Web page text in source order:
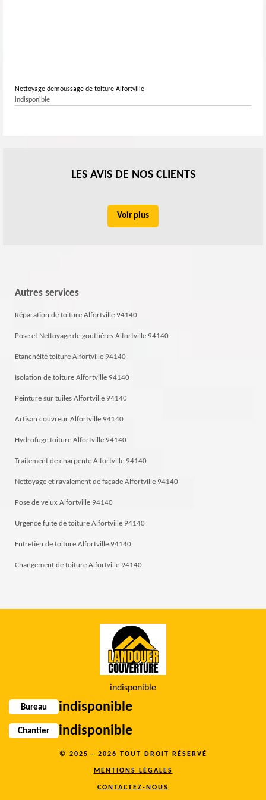
Nettoyage demoussage de toiture Alfortville
indisponible
LES AVIS DE NOS CLIENTS
Voir plus
Autres services
Réparation de toiture Alfortville 94140
Pose et Nettoyage de gouttières Alfortville 94140
Etanchéité toiture Alfortville 94140
Isolation de toiture Alfortville 94140
Peinture sur tuiles Alfortville 94140
Artisan couvreur Alfortville 94140
Hydrofuge toiture Alfortville 94140
Traitement de charpente Alfortville 94140
Nettoyage et ravalement de façade Alfortville 94140
Pose de velux Alfortville 94140
Urgence fuite de toiture Alfortville 94140
Entretien de toiture Alfortville 94140
Changement de toiture Alfortville 94140
indisponible
Bureau indisponible
Chantier indisponible
© 2025 - 2026 TOUT DROIT RÉSERVÉ
MENTIONS LÉGALES
CONTACTEZ-NOUS